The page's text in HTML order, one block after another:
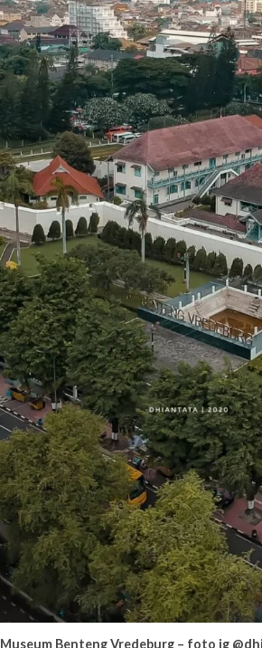
Museum Benteng Vredeburg – foto ig